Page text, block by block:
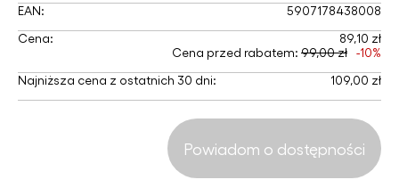
EAN:
5907178438008
Cena:
89,10 zł
Cena przed rabatem: 99,00 zł -10%
Najniższa cena z ostatnich 30 dni:
109,00 zł
Powiadom o dostępności